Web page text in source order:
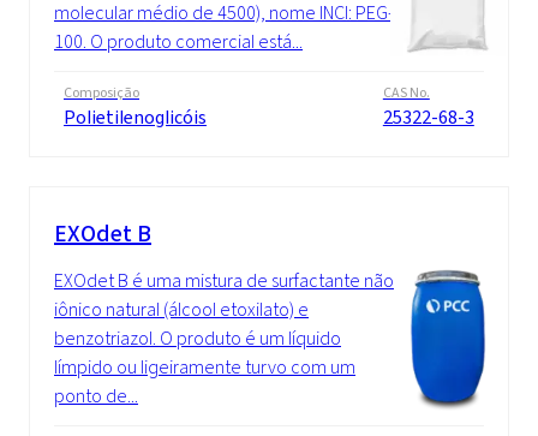
molecular médio de 4500), nome INCI: PEG-
100. O produto comercial está...
Composição
Polietilenoglicóis
CAS No.
25322-68-3
EXOdet B
EXOdet B é uma mistura de surfactante não
iônico natural (álcool etoxilato) e
benzotriazol. O produto é um líquido
límpido ou ligeiramente turvo com um
ponto de...